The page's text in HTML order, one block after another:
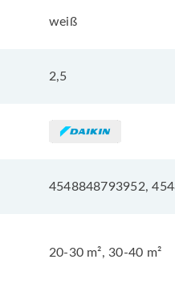
weiß
2,5
4548848793952,
20-30 m², 30-40 m²